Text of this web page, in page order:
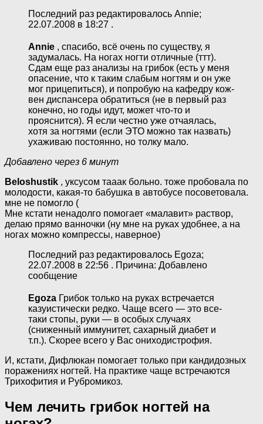
Последний раз редактировалось Annie;
22.07.2008 в 18:27 .
Annie , спасибо, всё очень по существу, я
задумалась. На ногах ногти отличные (ттт).
Сдам еще раз анализы на грибок (есть у меня
опасение, что к таким слабым ногтям и он уже
мог прицепиться), и попробую на кафедру кож-
вен диспансера обратиться (не в первый раз
конечно, но годы идут, может что-то и
прояснится). Я если честно уже отчаялась,
хотя за ногтями (если ЭТО можно так назвать)
ухаживаю постоянно, но толку мало.
Добавлено через 6 минут
Beloshustik , уксусом тааак больно. тоже пробовала по
молодости, какая-то бабушка в автобусе посоветовала.
мне не помогло (
Мне кстати ненадолго помогает «малавит» раствор,
делаю прямо ванночки (ну мне на руках удобнее, а на
ногах можно компрессы, наверное)
Последний раз редактировалось Egoza;
22.07.2008 в 22:56 . Причина: Добавлено
сообщение
Egoza Грибок только на руках встречается
казуистически редко. Чаще всего — это все-
таки стопы, руки — в особых случаях
(сниженный иммунитет, сахарный диабет и
т.п.). Скорее всего у Вас ониходистрофия.
И, кстати, Дифлюкан помогает только при кандидозных
поражениях ногтей. На практике чаще встречаются
Трихофития и Рубромикоз.
Чем лечить грибок ногтей на